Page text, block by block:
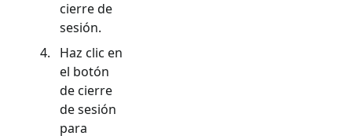
cierre de
sesión.
Haz clic en
el botón
de cierre
de sesión
para